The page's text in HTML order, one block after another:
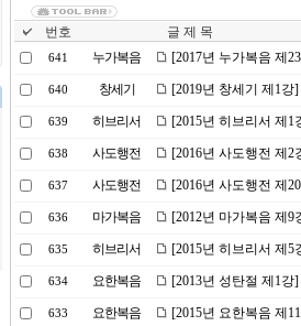
번호 글 제 목
641 누가복음 [2017년 누가복음 제
640 창세기 [2019년 창세기 제1
639 히브리서 [2015년 히브리서 제
638 사도행전 [2016년 사도행전 제
637 사도행전 [2016년 사도행전 제
636 마가복음 [2012년 마가복음 제
635 히브리서 [2015년 히브리서 제
634 요한복음 [2013년 성탄절 제1
633 요한복음 [2015년 요한복음 제